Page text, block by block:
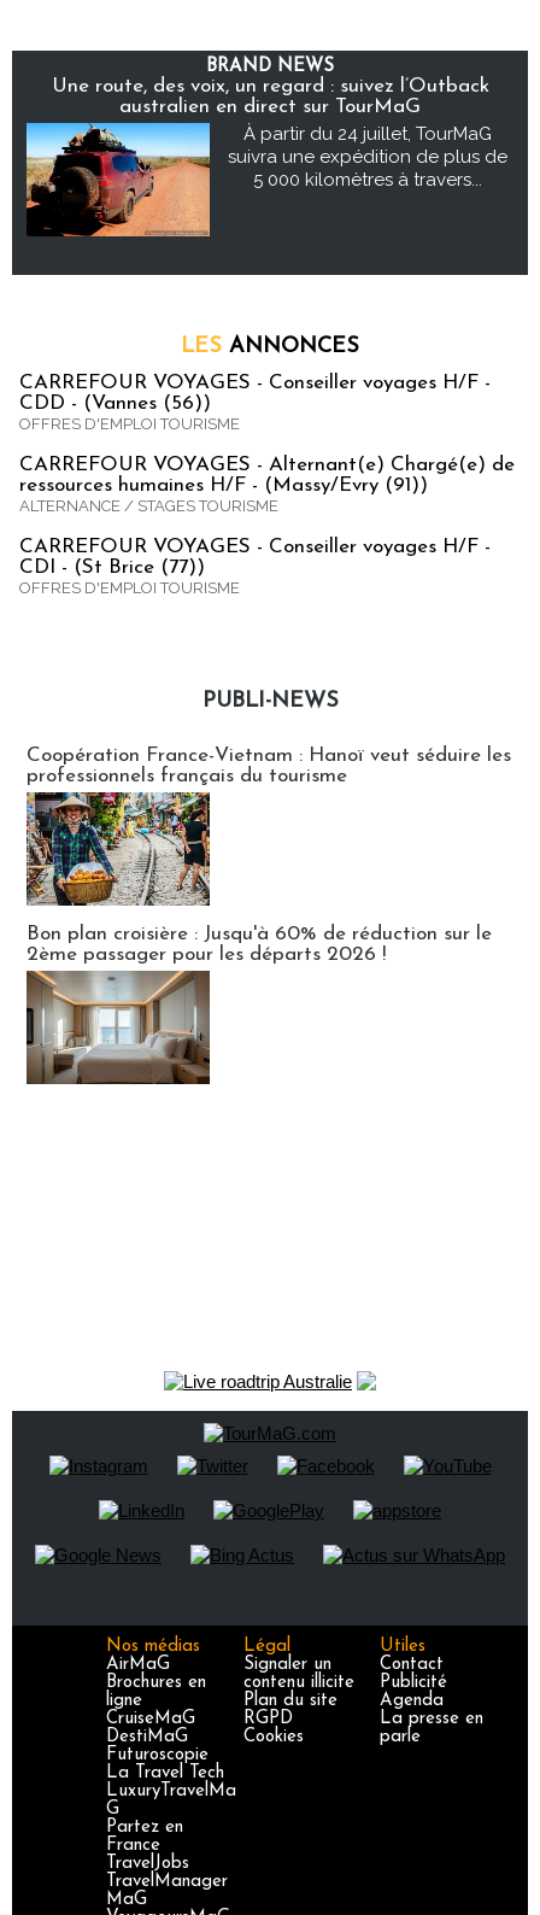
BRAND NEWS
Une route, des voix, un regard : suivez l’Outback
australien en direct sur TourMaG
À partir du 24 juillet, TourMaG
suivra une expédition de plus de
5 000 kilomètres à travers...
LES ANNONCES
CARREFOUR VOYAGES - Conseiller voyages H/F -
CDD - (Vannes (56))
OFFRES D'EMPLOI TOURISME
CARREFOUR VOYAGES - Alternant(e) Chargé(e) de
ressources humaines H/F - (Massy/Evry (91))
ALTERNANCE / STAGES TOURISME
CARREFOUR VOYAGES - Conseiller voyages H/F -
CDI - (St Brice (77))
OFFRES D'EMPLOI TOURISME
PUBLI-NEWS
Coopération France-Vietnam : Hanoï veut séduire les
professionnels français du tourisme
Bon plan croisière : Jusqu'à 60% de réduction sur le
2ème passager pour les départs 2026 !
Nos médias
AirMaG
Brochures en
ligne
CruiseMaG
DestiMaG
Futuroscopie
La Travel Tech
LuxuryTravelMa
G
Partez en
France
TravelJobs
TravelManager
MaG
Légal
Signaler un
contenu illicite
Plan du site
RGPD
Cookies
Utiles
Contact
Publicité
Agenda
La presse en
parle